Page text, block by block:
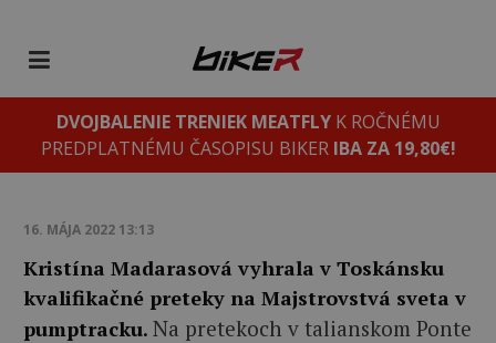
DVOJBALENIE TRENIEK MEATFLYK ROČNÉMU
PREDPLATNÉMU ČASOPISU BIKER IBA ZA 19,80€!
16. MÁJA 2022 13:13
Kristína Madarasová vyhrala v Toskánsku
kvalifikačné preteky na Majstrovstvá sveta v
pumptracku. Na pretekoch v talianskom Ponte